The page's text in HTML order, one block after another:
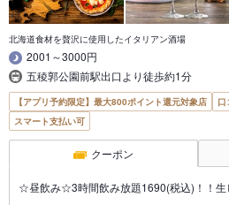
北海道食材を贅沢に使用したイタリアン酒場
2001～3000円
五稜郭公園前駅出口より徒歩約1分
【アプリ予約限定】最大800ポイント還元対象店
口
スマート支払い可
クーポン
☆昼飲み☆3時間飲み放題1690(税込)！！